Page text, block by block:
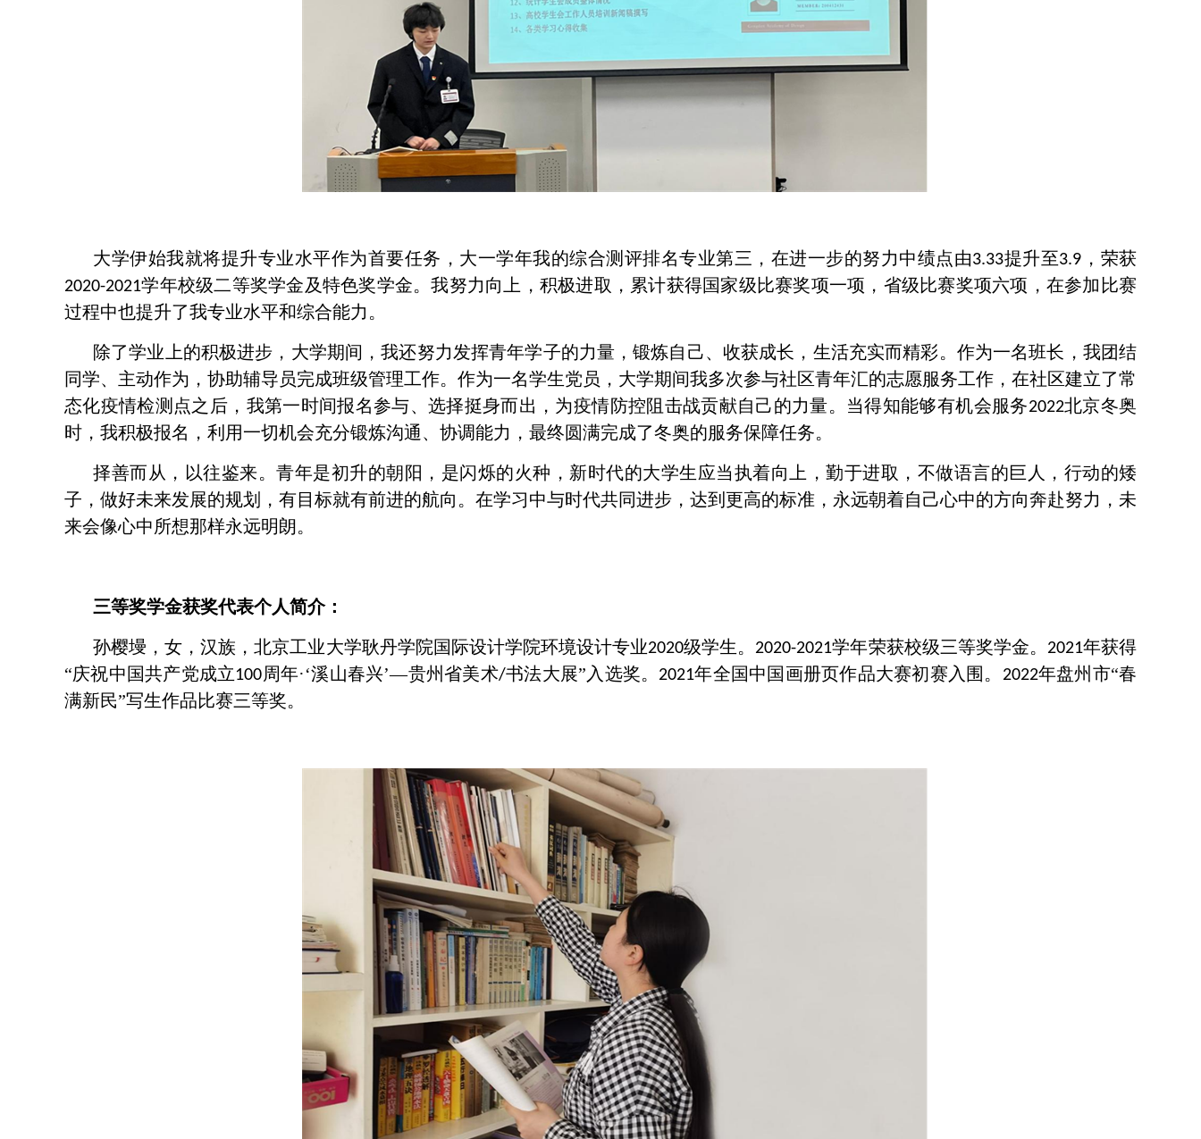
大学伊始我就将提升专业水平作为首要任务，大一学年我的综合测评排名专业第三，在进一步的努力中绩点由3.33提升至3.9 ，荣获
2020-2021学年校级二等奖学金及特色奖学金。我努力向上，积极进取，累计获得国家级比赛奖项一项，省级比赛奖项六项，在参加比赛
过程中也提升了我专业水平和综合能力。
除了学业上的积极进步，大学期间，我还努力发挥青年学子的力量，锻炼自己、收获成长，生活充实而精彩。作为一名班长，我团结
同学、主动作为，协助辅导员完成班级管理工作。作为一名学生党员，大学期间我多次参与社区青年汇的志愿服务工作，在社区建立了常
态化疫情检测点之后，我第一时间报名参与、选择挺身而出，为疫情防控阻击战贡献自己的力量。当得知能够有机会服务2022北京冬奥
时，我积极报名，利用一切机会充分锻炼沟通、协调能力，最终圆满完成了冬奥的服务保障任务。
择善而从，以往鉴来。青年是初升的朝阳，是闪烁的火种，新时代的大学生应当执着向上，勤于进取，不做语言的巨人，行动的矮
子，做好未来发展的规划，有目标就有前进的航向。在学习中与时代共同进步，达到更高的标准，永远朝着自己心中的方向奔赴努力，未
来会像心中所想那样永远明朗。
三等奖学金获奖代表个人简介：
孙樱墁，女，汉族，北京工业大学耿丹学院国际设计学院环境设计专业2020级学生。 2020-2021学年荣获校级三等奖学金。 2021年获得
“庆祝中国共产党成立 100周年·‘溪山春兴’—贵州省美术/书法大展”入选奖。 2021年全国中国画册页作品大赛初赛入围。 2022年盘州市“春
满新民”写生作品比赛三等奖。